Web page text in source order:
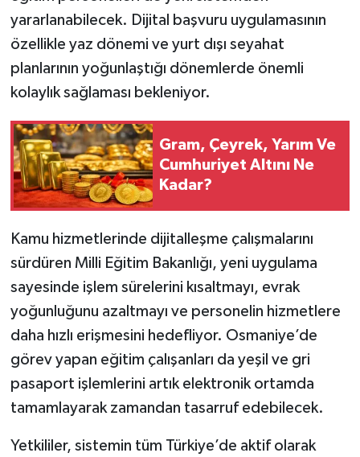
yararlanabilecek. Dijital başvuru uygulamasının
özellikle yaz dönemi ve yurt dışı seyahat
planlarının yoğunlaştığı dönemlerde önemli
kolaylık sağlaması bekleniyor.
Gram, Çeyrek, Yarım Ve
Cumhuriyet Altını Ne
Kadar?
Kamu hizmetlerinde dijitalleşme çalışmalarını
sürdüren Milli Eğitim Bakanlığı, yeni uygulama
sayesinde işlem sürelerini kısaltmayı, evrak
yoğunluğunu azaltmayı ve personelin hizmetlere
daha hızlı erişmesini hedefliyor. Osmaniye’de
görev yapan eğitim çalışanları da yeşil ve gri
pasaport işlemlerini artık elektronik ortamda
tamamlayarak zamandan tasarruf edebilecek.
Yetkililer, sistemin tüm Türkiye’de aktif olarak